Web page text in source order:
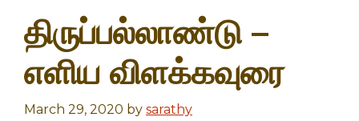
திருப்பல்லாண்டு –
எளிய விளக்கவுரை
March 29, 2020 by sarathy